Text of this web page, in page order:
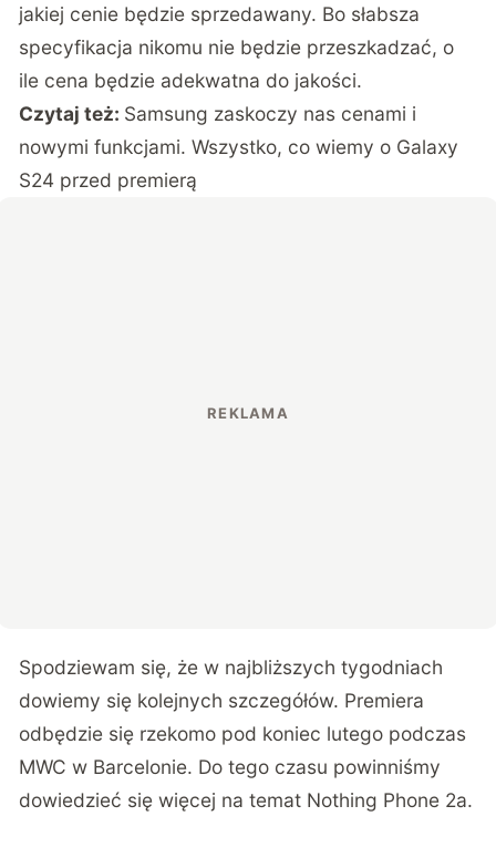
jakiej cenie będzie sprzedawany. Bo słabsza
specyfikacja nikomu nie będzie przeszkadzać, o
ile cena będzie adekwatna do jakości.
Czytaj też: Samsung zaskoczy nas cenami i
nowymi funkcjami. Wszystko, co wiemy o Galaxy
S24 przed premierą
Spodziewam się, że w najbliższych tygodniach
dowiemy się kolejnych szczegółów. Premiera
odbędzie się rzekomo pod koniec lutego podczas
MWC w Barcelonie. Do tego czasu powinniśmy
dowiedzieć się więcej na temat Nothing Phone 2a.